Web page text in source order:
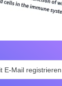
E-Mail registrieren